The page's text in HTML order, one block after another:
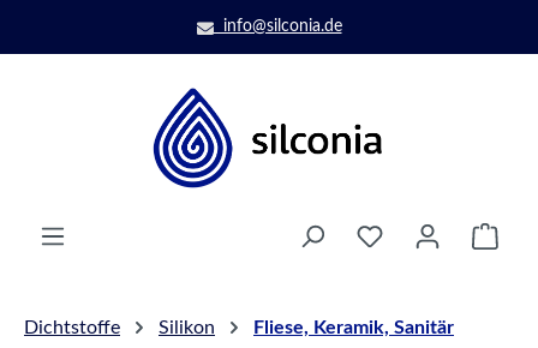
Zum Hauptinhalt springeninfo@silconia.de
Dichtstoffe Silikon Fliese, Keramik, Sanitär